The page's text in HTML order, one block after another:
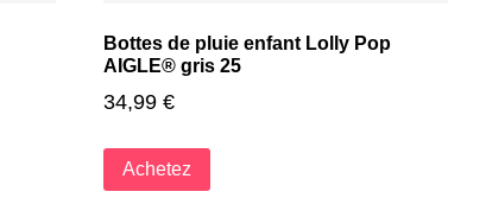
Bottes de pluie enfant Lolly Pop
AIGLE® gris 25
34,99 €
Achetez